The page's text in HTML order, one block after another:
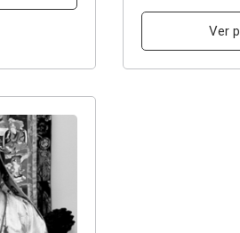
Ver